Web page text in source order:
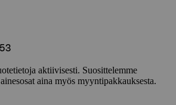
aktiivisesti. Suosittelemme
aina myös myyntipakkauksesta.